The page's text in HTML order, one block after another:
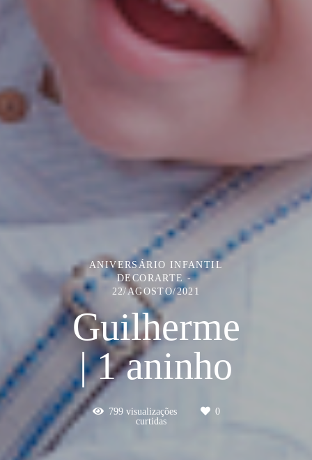
ANIVERSÁRIO INFANTIL
DECORARTE
22/AGOSTO/2021
Guilherme
| 1 aninho
799visualizações
0
curtidas